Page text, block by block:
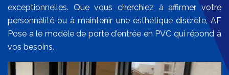
exceptionnelles. Que vous cherchiez à affirmer votre
personnalité ou à maintenir une esthétique discrète, AF
Pose a le modèle de porte d'entrée en PVC qui répond à
vos besoins.